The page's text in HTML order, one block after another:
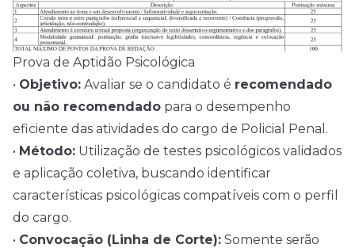
Prova de Aptidão Psicológica
• Objetivo: Avaliar se o candidato é recomendado
ou não recomendado para o desempenho
eficiente das atividades do cargo de Policial Penal.
• Método: Utilização de testes psicológicos validados
e aplicação coletiva, buscando identificar
características psicológicas compatíveis com o perfil
do cargo.
• Convocação (Linha de Corte): Somente serão